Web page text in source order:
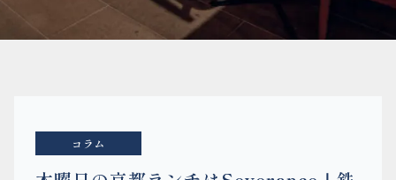
コラム